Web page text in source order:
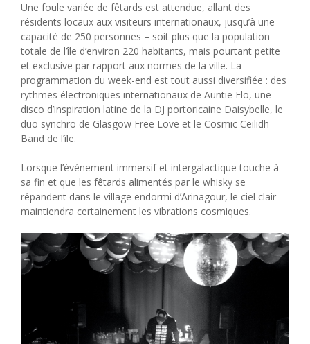
Une foule variée de fêtards est attendue, allant des
résidents locaux aux visiteurs internationaux, jusqu’à une
capacité de 250 personnes – soit plus que la population
totale de l’île d’environ 220 habitants, mais pourtant petite
et exclusive par rapport aux normes de la ville. La
programmation du week-end est tout aussi diversifiée : des
rythmes électroniques internationaux de Auntie Flo, une
disco d’inspiration latine de la DJ portoricaine Daisybelle, le
duo synchro de Glasgow Free Love et le Cosmic Ceilidh
Band de l’île.
Lorsque l’événement immersif et intergalactique touche à
sa fin et que les fêtards alimentés par le whisky se
répandent dans le village endormi d’Arinagour, le ciel clair
maintiendra certainement les vibrations cosmiques.